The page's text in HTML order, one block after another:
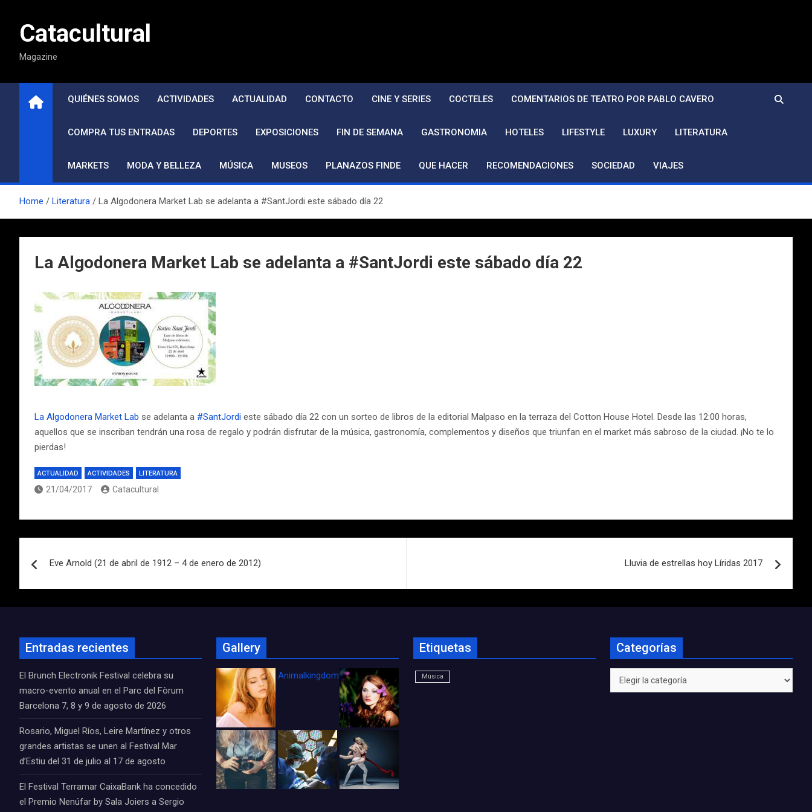
contenidoCatacultural
Magazine
QUIÉNES SOMOS ACTIVIDADES ACTUALIDAD CONTACTO CINE Y SERIES COCTELES COMENTARIOS DE TEATRO POR PABLO CAVERO
COMPRA TUS ENTRADAS DEPORTES EXPOSICIONES FIN DE SEMANA GASTRONOMIA HOTELES LIFESTYLE LUXURY LITERATURA
MARKETS MODA Y BELLEZA MÚSICA MUSEOS PLANAZOS FINDE QUE HACER RECOMENDACIONES SOCIEDAD VIAJES
Home Literatura La Algodonera Market Lab se adelanta a #SantJordi este sábado día 22
La Algodonera Market Lab se adelanta a #SantJordi este sábado día 22
La Algodonera Market Lab se adelanta a #SantJordi este sábado día 22 con un sorteo de libros de la editorial Malpaso en la terraza del Cotton House Hotel. Desde las 12:00 horas,
aquellos que se inscriban tendrán una rosa de regalo y podrán disfrutar de la música, gastronomía, complementos y diseños que triunfan en el market más sabroso de la ciudad. ¡No te lo
pierdas!
ACTUALIDAD ACTIVIDADES LITERATURA
21/04/2017 Catacultural
de
Eve Arnold (21 de abril de 1912 – 4 de enero de 2012) Lluvia de estrellas hoy Líridas 2017
Entradas recientes
El Brunch Electronik Festival celebra su
macro-evento anual en el Parc del Fòrum
Barcelona 7, 8 y 9 de agosto de 2026
Rosario, Miguel Ríos, Leire Martínez y otros
grandes artistas se unen al Festival Mar
d’Estiu del 31 de julio al 17 de agosto
El Festival Terramar CaixaBank ha concedido
el Premio Nenúfar by Sala Joiers a Sergio
Gallery
Animalkingdom_FichaCine
Etiquetas
Música
Categorías
Categorías